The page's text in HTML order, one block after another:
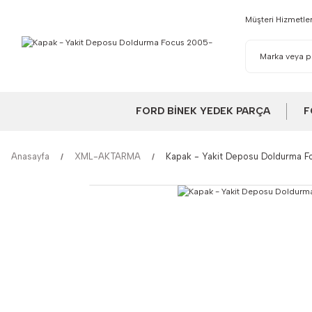
Müşteri
FORD BİNEK YEDEK PARÇA
Anasayfa XML-AKTARMA Kapak - Yakit Deposu Doldurma